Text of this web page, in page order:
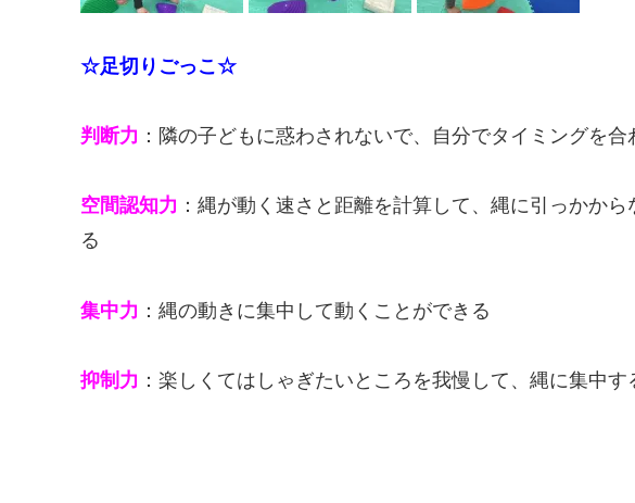
☆足切りごっこ☆
判断力 ：隣の子どもに惑わされないで、自分でタイミングを
空間認知力 ：縄が動く速さと距離を計算して、縄に引っかか
る
集中力 ：縄の動きに集中して動くことができる
抑制力 ：楽しくてはしゃぎたいところを我慢して、縄に集中す